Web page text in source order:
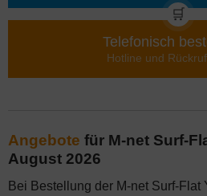
🛒
Telefonisch
Hotline und
Angebote für M-net Surf-
August 2026
Bei Bestellung der M-net Surf-Flat